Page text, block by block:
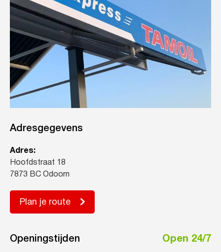
Adresgegevens
Adres:
Hoofdstraat 18
7873 BC Odoorn
Plan je route
Openingstijden Open 24/7